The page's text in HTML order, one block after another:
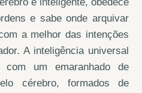
e sabe onde arquivar
a melhor das intenções
A inteligência universal
um emaranhado de
cérebro, formados de